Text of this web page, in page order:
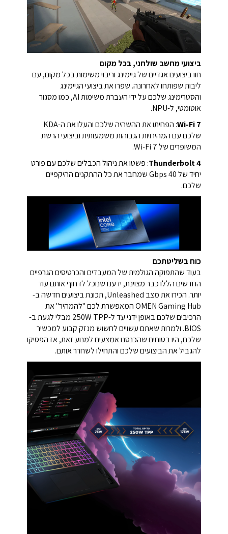
ביצועי מחשב שולחני, בכל מקום
חוו ביצועים אגדיים של גיימינג וריבוי משימות בכל מקום, עם
ליבות שפותחו לאחרונה. שפרו את ביצועי הגיימינג
והסטרימינג שלכם על ידי העברת משימות AI, כמו מסגור
אוטומטי, ל-NPU.
Wi-Fi 7
: הפחיתו את ההשהיה שלכם והעלו את ה-KDA
שלכם עם המהירויות הגבוהות משמעותית וביצועי הרשת
המשופרים של Wi-Fi 7.
Thunderbolt 4: פשטו את ניהול הכבלים שלכם עם פורט
יחיד של 40 Gbps שמחבר את כל ההתקנים ההיקפיים
שלכם.
כוח בשליטתכם
בעוד שהתפוקה הגולמית של המעבדים והכרטיסים הגרפיים
החדשים הללו כבר מצוינת, ידענו שנוכל לדחוף אותם עוד
יותר. הכירו את מצב Unleashed, תכונת ביצועים חדשה ב-
OMEN Gaming Hub המאפשרת לכם "להמהיר" את
הרכיבים שלכם באופן ידני עד ל-250W TPP מבלי לגעת ב-
BIOS. ולמרות שאתם עשויים לחשוש מנזק קבוע למכשיר
שלכם, היו בטוחים שהכנסנו אמצעים למנוע זאת, אז הפסיקו
להגביל את הביצועים שלכם והתחילו לשחרר אותם.